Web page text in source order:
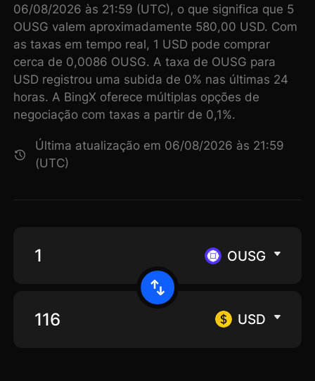
06/08/2026 às 21:59 (UTC), o que significa que 5
OUSG valem aproximadamente 580,00 USD. Com
as taxas em tempo real, 1 USD pode comprar
cerca de 0,0086 OUSG. A taxa de OUSG para
USD registrou uma subida de 0% nas últimas 24
horas. A BingX oferece múltiplas opções de
negociação com taxas a partir de 0,1%.
Última atualização em 06/08/2026 às 21:59
(UTC)
OUSG
USD